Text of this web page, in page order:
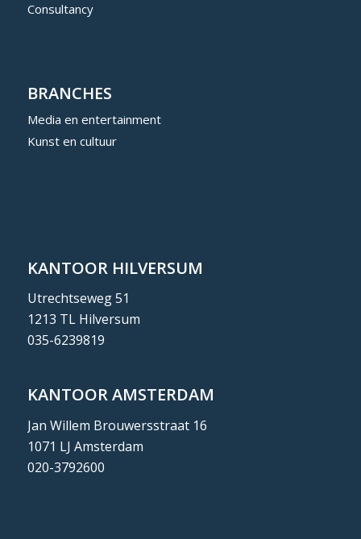
Consultancy
BRANCHES
Media en entertainment
Kunst en cultuur
KANTOOR HILVERSUM
Utrechtseweg 51
1213 TL Hilversum
035-6239819
KANTOOR AMSTERDAM
Jan Willem Brouwersstraat 16
1071 LJ Amsterdam
020-3792600